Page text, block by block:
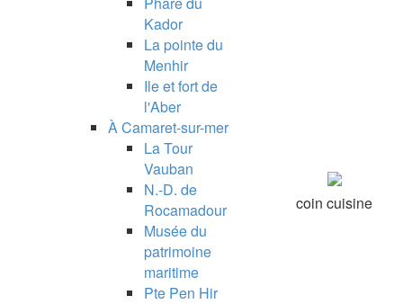
Kador
La pointe du
Menhir
Ile et fort de
l'Aber
À Camaret-sur-mer
La Tour
Vauban
N.-D. de
Rocamadour
Musée du
patrimoine
maritime
Pte Pen Hir
coin cuisine